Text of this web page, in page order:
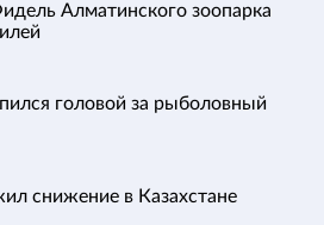
Алматинского зоопарка
головой за рыболовный
снижение в Казахстане